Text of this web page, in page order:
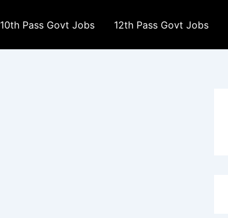
10th Pass Govt Jobs 12th Pass Govt Jobs